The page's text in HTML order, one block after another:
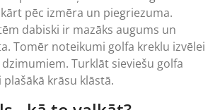
pēc izmēra un piegriezuma.
dabiski ir mazāks augums un
Tomēr noteikumi golfa kreklu izvēlei
Turklāt sieviešu golfa
krāsu klāstā.